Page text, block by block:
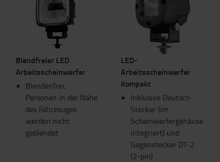
Blendfreier LED
Arbeitsscheinwerfer
Blendenfrei,
Personen in der Nähe
des Fahrzeuges
werden nicht
geblendet
LED-
Arbeitsscheinwerfer
Kompakt
Inklusive Deutsch-
Stecker (im
Scheinwerfergehäuse
integriert) und
Gegenstecker DT-2
(2-pin)